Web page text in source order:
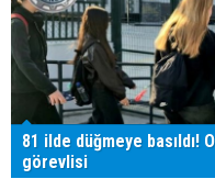
81 ilde düğmeye basıldı!
görevlisi